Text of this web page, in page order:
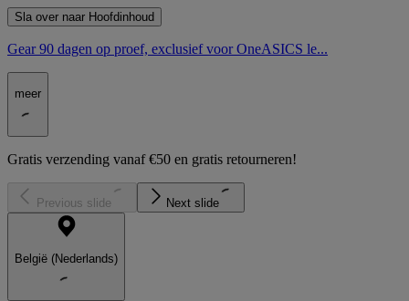
Sla over naar Hoofdinhoud
Gear 90 dagen op proef, exclusief voor OneASICS le...
meer
Gratis verzending vanaf €50 en gratis retourneren!
Previous slide Next slide
België (Nederlands)